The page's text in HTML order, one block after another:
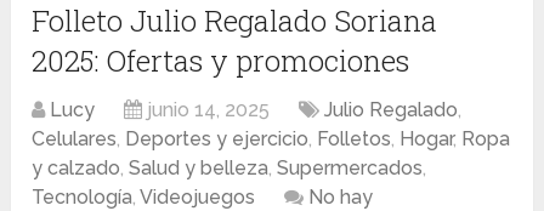
Folleto Julio Regalado Soriana
2025: Ofertas y promociones
Lucy junio 14, 2025 Julio Regalado,
Celulares, Deportes y ejercicio, Folletos, Hogar, Ropa
y calzado,Salud y belleza,Supermercados,
Tecnología,Videojuegos
No hay